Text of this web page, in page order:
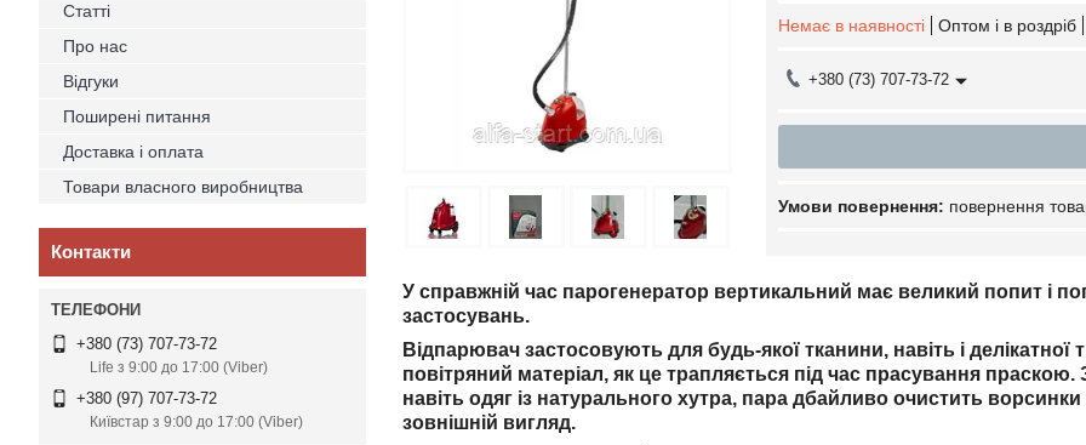
Немає в наявності Оптом і в роздріб
+380 (73) 707-73-72
повернення
У справжній час парогенератор вертикальний має великий попит і
застосувань.
Відпарювач застосовують для будь-якої тканини, навіть і
повітряний матеріал, як це трапляється під час прасування
навіть одяг із натурального хутра, пара дбайливо очистить
зовнішній вигляд.
Статті
Про нас
Відгуки
Поширені питання
Доставка і оплата
Товари власного виробництва
Контакти
+380 (73) 707-73-72
Life з 9:00 до 17:00 (Viber)
+380 (97) 707-73-72
Київстар з 9:00 до 17:00 (Viber)